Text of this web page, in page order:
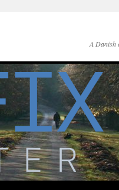
A Danish